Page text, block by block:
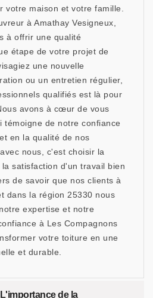
votre maison et votre famille.
à Amathay Vesigneux,
à offrir une qualité
étape de votre projet de
une nouvelle
ou un entretien régulier,
qualifiés est là pour
avons à cœur de vous
témoigne de notre confiance
en la qualité de nos
nous, c'est choisir la
satisfaction d'un travail bien
de savoir que nos clients à
dans la région 25330 nous
expertise et notre
à Les Compagnons
votre toiture en une
et durable.
de la